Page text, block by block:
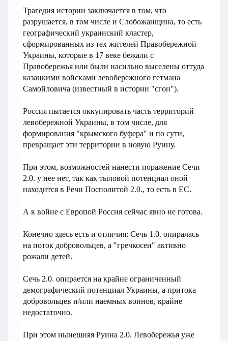
Трагедия истории заключается в том, что
разрушается, в том числе и Слобожанщина, то есть
географический украинский кластер,
сформированных из тех жителей Правобережной
Украины, которые в 17 веке бежали с
Правобережья или были насильно выселены оттуда
казацкими войсками левобережного гетмана
Самойловича (известный в истории "сгон").
Россия пытается оккупировать часть территорий
левобережной Украины, в том числе, для
формирования "крымского буфера" и по сути,
превращает эти территории в новую Руину.
При этом, возможностей нанести поражение Сечи
2.0. у нее нет, так как тыловой потенциал оной
находится в Речи Посполитой 2.0., то есть в ЕС.
А к войне с Европой Россия сейчас явно не готова.
Конечно здесь есть и отличия: Сечь 1.0. опиралась
на поток добровольцев, а "гречкосеи" активно
рожали детей.
Сечь 2.0. опирается на крайне ограниченный
демографический потенциал Украины, а притока
добровольцев и/или наемных воинов, крайне
недостаточно.
При этом нынешняя Руина 2.0. Левобережья уже